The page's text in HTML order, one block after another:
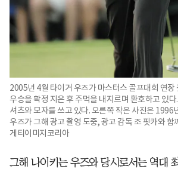
2005년 4월 타이거 우즈가 마스터스 골프대회 연장
우승을 확정 지은 후 주먹을 내지르며 환호하고 있
셔츠와 모자를 쓰고 있다. 오른쪽 작은 사진은 1996
우즈가 그해 광고 촬영 도중, 광고 감독 조 핏카와 함
게티이미지코리아
그해 나이키는 우즈와 당시로서는 역대